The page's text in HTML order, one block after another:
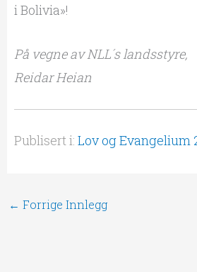
i Bolivia»!
På vegne av NLL´s landsstyre,
Reidar Heian
Publisert i: Lov og Evangelium
← Forrige Innlegg